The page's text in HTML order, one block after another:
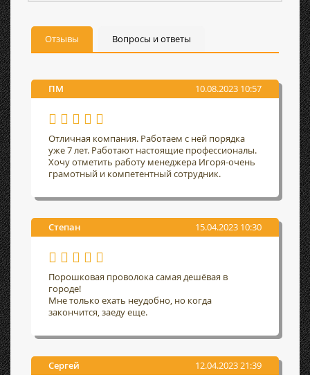
Отзывы Вопросы и ответы
ПМ 10.08.2023 10:57
Отличная компания. Работаем с ней порядка
уже 7 лет. Работают настоящие профессионалы.
Хочу отметить работу менеджера Игоря-очень
грамотный и компетентный сотрудник.
Степан 15.04.2023 10:30
Порошковая проволока самая дешёвая в
городе!
Мне только ехать неудобно, но когда
закончится, заеду еще.
Сергей 12.04.2023 21:39